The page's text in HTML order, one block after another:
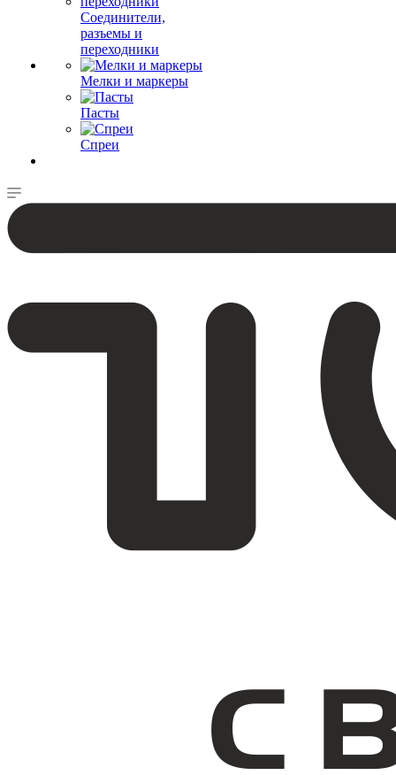
Соединители,
разъемы и
переходники
Мелки и маркеры
Пасты
Спреи